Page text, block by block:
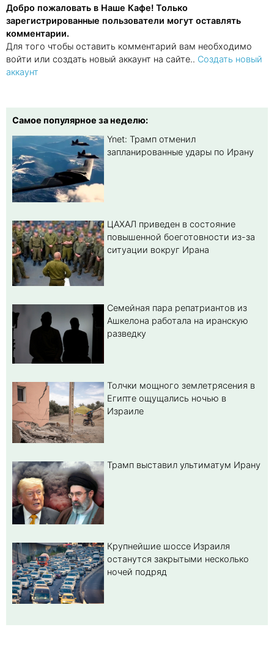
Добро пожаловать в Наше Кафе! Только
зарегистрированные пользователи могут оставлять
комментарии.
Для того чтобы оставить комментарий вам необходимо
войти или создать новый аккаунт на сайте.. Создать новый
аккаунт
Самое популярное за неделю:
Ynet: Трамп отменил
запланированные удары по Ирану
ЦАХАЛ приведен в состояние
повышенной боеготовности из-за
ситуации вокруг Ирана
Семейная пара репатриантов из
Ашкелона работала на иранскую
разведку
Толчки мощного землетрясения в
Египте ощущались ночью в
Израиле
Трамп выставил ультиматум Ирану
Крупнейшие шоссе Израиля
останутся закрытыми несколько
ночей подряд